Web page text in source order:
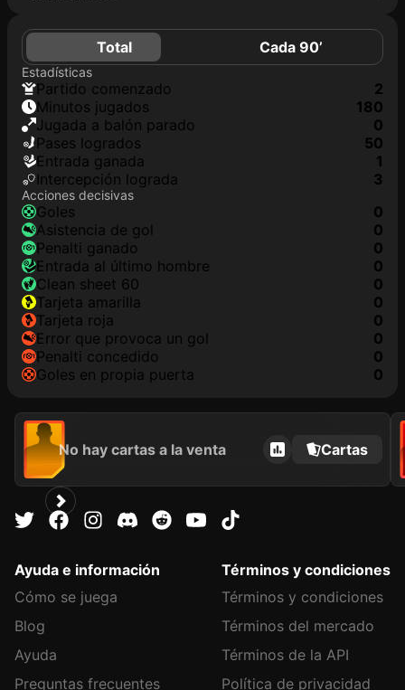
Total Cada 90’
Estadísticas
partido comenzado
2
minutos jugados
180
jugada a balón parado
0
pases logrados
50
Entrada ganada
1
Intercepción lograda
3
Acciones decisivas
goles
0
asistencia de gol
0
Penalti ganado
0
Entrada al último hombre
0
clean sheet 60
0
tarjeta amarilla
0
tarjeta roja
0
Error que provoca un gol
0
Penalti concedido
0
goles en propia puerta
0
No hay cartas a la venta Cartas
Ayuda e información
Cómo se juega
Blog
Ayuda
Preguntas frecuentes
Términos y condiciones
Términos y condiciones
Términos del mercado
Términos de la API
Política de privacidad